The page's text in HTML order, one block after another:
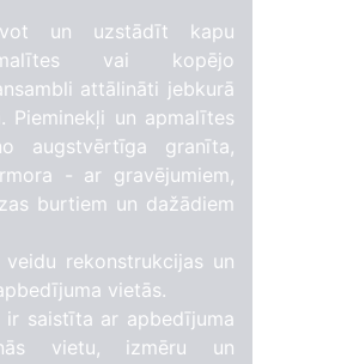
un uzstādīt kapu
vai kopējo
attālināti jebkurā
Pieminekļi un apmalītes
augstvērtīga granīta,
- ar gravējumiem,
burtiem un dažādiem
rekonstrukcijas un
vietās.
ir saistīta ar apbedījuma
vietu, izmēru un